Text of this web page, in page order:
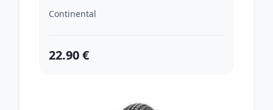
Continental
22.90 €